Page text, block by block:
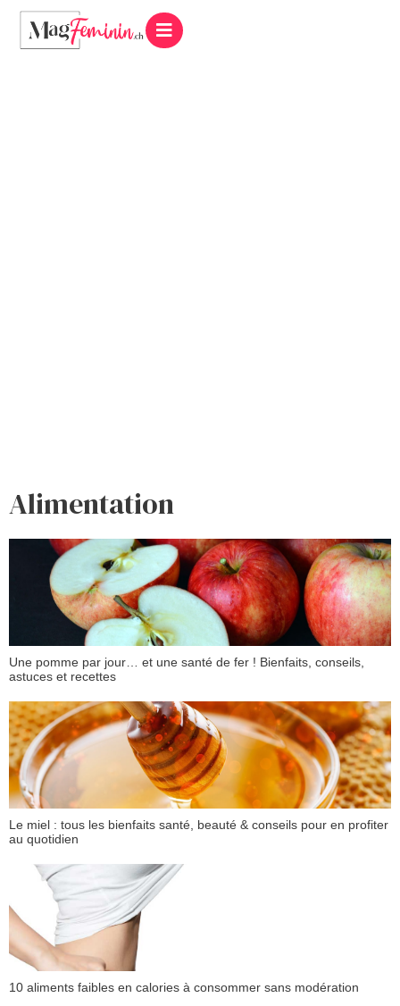
Alimentation
Une pomme par jour… et une santé de fer ! Bienfaits, conseils,
astuces et recettes
Le miel : tous les bienfaits santé, beauté & conseils pour en profiter
au quotidien
10 aliments faibles en calories à consommer sans modération